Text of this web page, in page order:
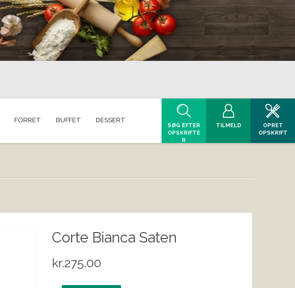
FORRET BUFFET DESSERT
SØG EFTER
OPSKRIFTE
R
TILMELD
OPRET
OPSKRIFT
Corte Bianca Saten
kr.275.00